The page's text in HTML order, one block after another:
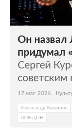
Он назвал
придумал
Сергей
советским
17 мая 2026
Александр Баширов
ЛОНДОН